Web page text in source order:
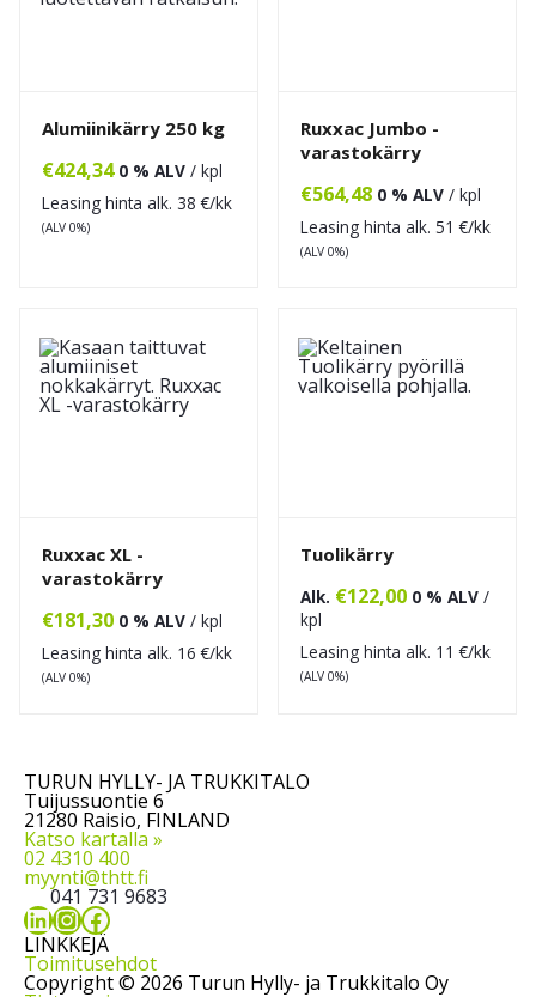
Alumiinikärry 250 kg
€424,34 0 % ALV / kpl
Leasing hinta alk. 38 €/kk
(ALV 0%)
Ruxxac Jumbo -
varastokärry
€564,48 0 % ALV / kpl
Leasing hinta alk. 51 €/kk
(ALV 0%)
Ruxxac XL -
varastokärry
€181,30 0 % ALV / kpl
Leasing hinta alk. 16 €/kk
(ALV 0%)
Tuolikärry
Alk. €122,00 0 % ALV /
kpl
Leasing hinta alk. 11 €/kk
(ALV 0%)
TURUN HYLLY- JA TRUKKITALO
Tuijussuontie 6
21280 Raisio, FINLAND
Katso kartalla »
02 4310 400
myynti@thtt.fi
041 731 9683
LinkedIn
Instagram
Facebook
LINKKEJÄ
Toimitusehdot
Copyright © 2026 Turun Hylly- ja Trukkitalo Oy